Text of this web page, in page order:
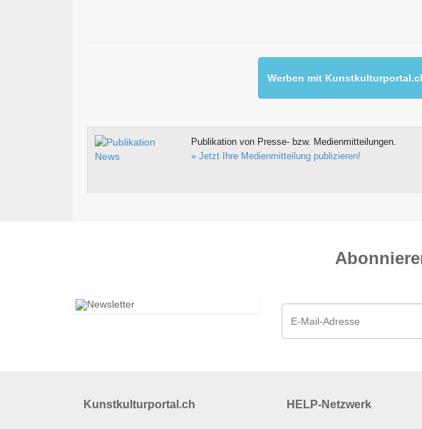
Werben mit
Publikation von Presse- bzw. Medienmitteilungen.
» Jetzt Ihre Medienmitteilung publizieren!
Kunstkulturportal.ch HELP-Netzwerk